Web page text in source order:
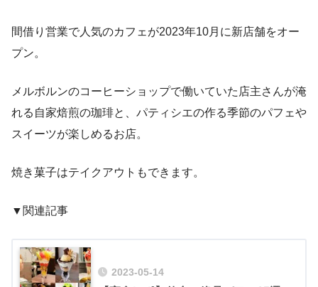
間借り営業で人気のカフェが2023年10月に新店舗をオー
プン。
メルボルンのコーヒーショップで働いていた店主さんが淹
れる自家焙煎の珈琲と、パティシエの作る季節のパフェや
スイーツが楽しめるお店。
焼き菓子はテイクアウトもできます。
▼関連記事
2023-05-14